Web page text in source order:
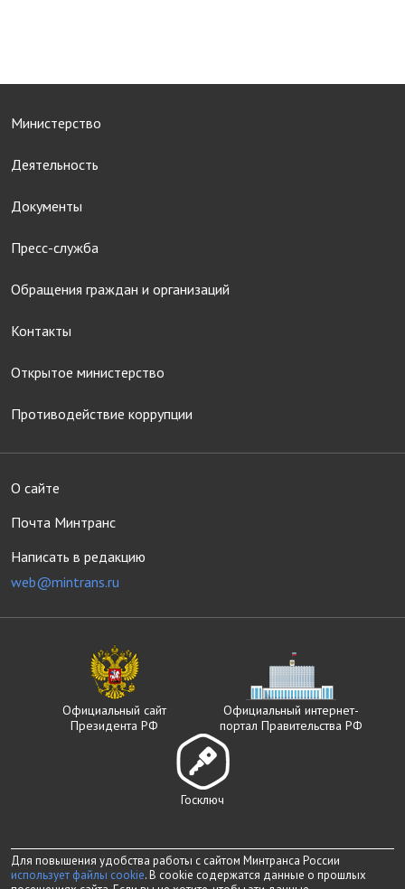
Министерство
Деятельность
Документы
Пресс-служба
Обращения граждан и организаций
Контакты
Открытое министерство
Противодействие коррупции
О сайте
Почта Минтранс
Написать в редакцию
web@mintrans.ru
Официальный сайт
Президента РФ
Официальный интернет-
портал Правительства РФ
Госключ
Для повышения удобства работы с сайтом Минтранса России
использует файлы cookie. В cookie содержатся данные о прошлых